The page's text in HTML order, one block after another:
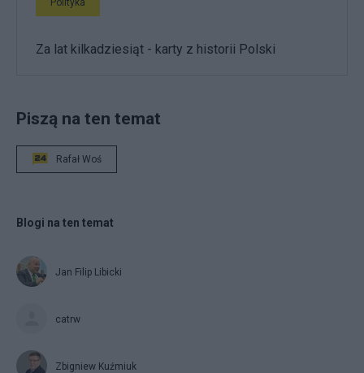
Za lat kilkadziesiąt - karty z historii Polski
Piszą na ten temat
Rafał Woś
Blogi na ten temat
Jan Filip Libicki
catrw
Zbigniew Kuźmiuk